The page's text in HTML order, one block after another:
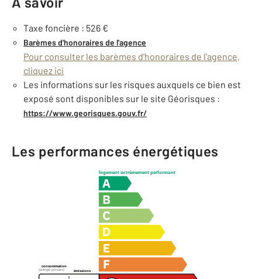
Taxe foncière : 526 €
Barèmes d'honoraires de l'agence
Pour consulter les barèmes d'honoraires de l'agence,
cliquez ici
Les informations sur les risques auxquels ce bien est
exposé sont disponibles sur le site Géorisques :
https://www.georisques.gouv.fr/
Les performances énergétiques
logement extrêmement performant
consommation
émissions
(énergie primaire)